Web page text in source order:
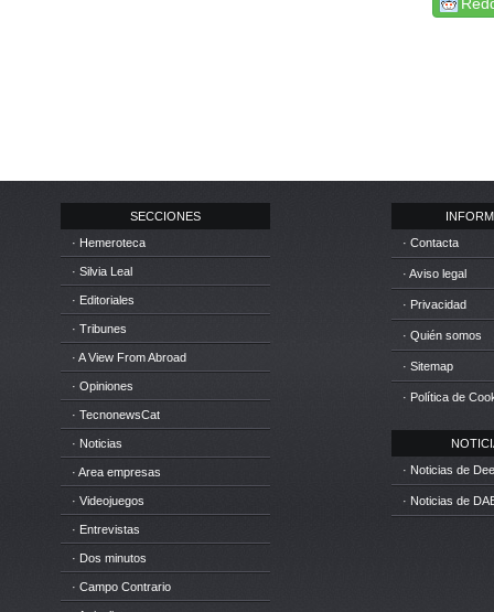
SECCIONES
· Hemeroteca
· Silvia Leal
· Editoriales
· Tribunes
· A View From Abroad
· Opiniones
· TecnonewsCat
· Noticias
· Area empresas
· Videojuegos
· Entrevistas
· Dos minutos
· Campo Contrario
· Contacta
· Aviso legal
· Privacidad
· Quién somos
· Sitemap
· Política de
· Noticias de
· Noticias de